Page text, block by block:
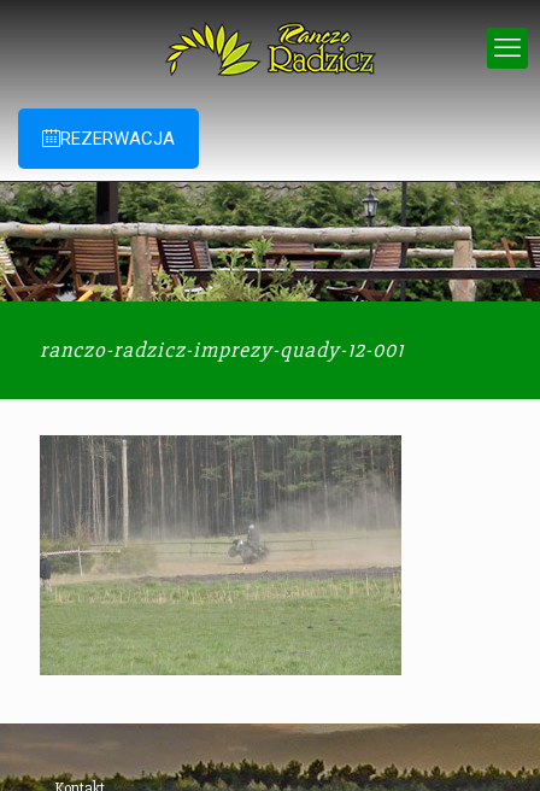
REZERWACJA
ranczo-radzicz-imprezy-quady-12-001